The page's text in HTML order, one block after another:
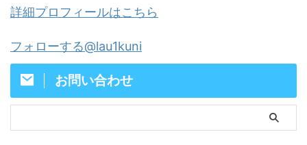
詳細プロフィールはこちら
フォローする@lau1kuni
お問い合わせ